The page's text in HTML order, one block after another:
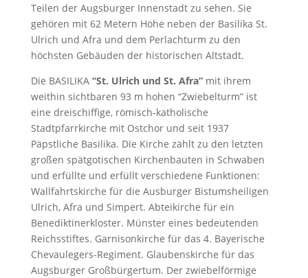
Teilen der Augsburger Innenstadt zu sehen. Sie
gehören mit 62 Metern Höhe neben der Basilika St.
Ulrich und Afra und dem Perlachturm zu den
höchsten Gebäuden der historischen Altstadt.
Die BASILIKA“St. Ulrich und St. Afra”mit ihrem
weithin sichtbaren 93 m hohen “Zwiebelturm” ist
eine dreischiffige, römisch-katholische
Stadtpfarrkirche mit Ostchor und seit 1937
Päpstliche Basilika. Die Kirche zählt zu den letzten
großen spätgotischen Kirchenbauten in Schwaben
und erfüllte und erfüllt verschiedene Funktionen:
Wallfahrtskirche für die Ausburger Bistumsheiligen
Ulrich, Afra und Simpert. Abteikirche für ein
Benediktinerkloster. Münster eines bedeutenden
Reichsstiftes. Garnisonkirche für das 4. Bayerische
Chevaulegers-Regiment. Glaubenskirche für das
Augsburger Großbürgertum. Der zwiebelförmige